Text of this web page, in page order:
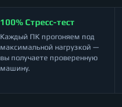
100% Стресс-тест
Каждый ПК прогоняем под
максимальной нагрузкой —
вы получаете проверенную
машину.